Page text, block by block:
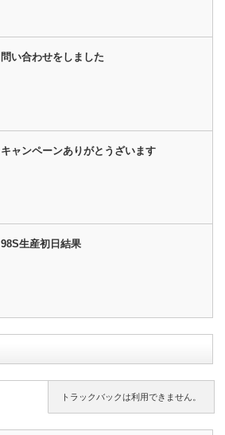
問い合わせをしました
キャンペーンありがとうざいます
98S生産初日結果
トラックバックは利用できません。